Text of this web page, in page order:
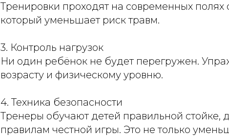
Тренировки проходят на современных
который уменьшает риск травм.
3. Контроль нагрузок
Ни один ребёнок не будет перегружен.
возрасту и физическому уровню.
4. Техника безопасности
Тренеры обучают детей правильной
правилам честной игры. Это не только